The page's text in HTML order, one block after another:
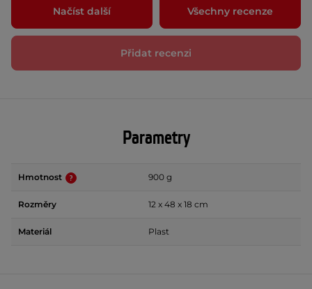
Načíst další Všechny recenze
Přidat recenzi
Parametry
Hmotnost 900 g
Rozměry 12 x 48 x 18 cm
Materiál Plast